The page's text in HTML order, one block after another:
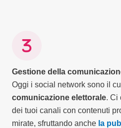
Gestione della
Oggi i social network sono il
comunicazione elettorale. Ci
dei tuoi canali con contenuti
mirate, sfruttando anche la